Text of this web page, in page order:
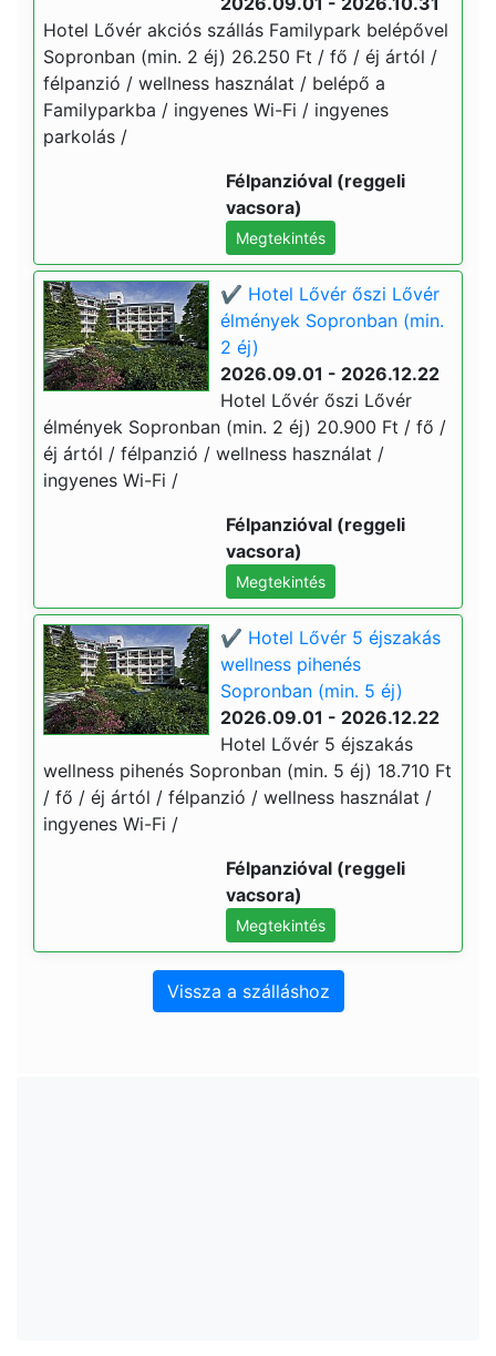
Hotel Lővér akciós szállás Familypark belépővel
Sopronban (min. 2 éj) 26.250 Ft / fő / éj ártól /
félpanzió / wellness használat / belépő a
Familyparkba / ingyenes Wi-Fi / ingyenes
parkolás /
Félpanzióval (reggeli
vacsora)
Megtekintés
✔️ Hotel Lővér őszi Lővér
élmények Sopronban (min.
2 éj)
2026.09.01 - 2026.12.22
Hotel Lővér őszi Lővér
élmények Sopronban (min. 2 éj) 20.900 Ft / fő /
éj ártól / félpanzió / wellness használat /
ingyenes Wi-Fi /
Félpanzióval (reggeli
vacsora)
Megtekintés
✔️ Hotel Lővér 5 éjszakás
wellness pihenés
Sopronban (min. 5 éj)
2026.09.01 - 2026.12.22
Hotel Lővér 5 éjszakás
wellness pihenés Sopronban (min. 5 éj) 18.710 Ft
/ fő / éj ártól / félpanzió / wellness használat /
ingyenes Wi-Fi /
Félpanzióval (reggeli
vacsora)
Megtekintés
Vissza a szálláshoz